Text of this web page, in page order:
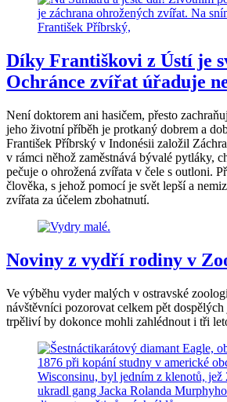
Díky Františkovi z Ústí je
Ochránce zvířat úřaduje
Není doktorem ani hasičem, přesto
jeho životní příběh je protkaný dobrem a
František Příbrský v Indonésii založil
v rámci něhož zaměstnává bývalé pytláky,
pečuje o ohrožená zvířata v čele s outloni.
člověka, s jehož pomocí je svět lepší a
zvířata za účelem zbohatnutí.
Noviny z vydří rodiny v
Ve výběhu vyder malých v ostravské
návštěvníci pozorovat celkem pět
trpěliví by dokonce mohli zahlédnout i tři